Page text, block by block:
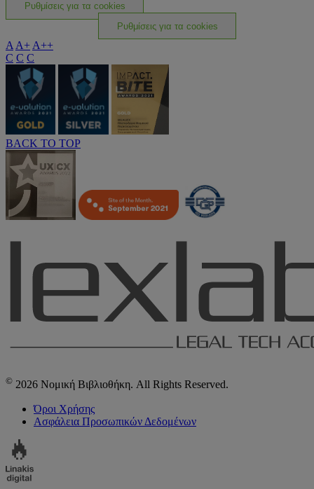
Ρυθμίσεις για τα cookies
Ρυθμίσεις για τα cookies
A A+ A++
C C C
BACK TO TOP
© 2026 Νομική Βιβλιοθήκη. All Rights Reserved.
Όροι Χρήσης
Ασφάλεια Προσωπικών Δεδομένων